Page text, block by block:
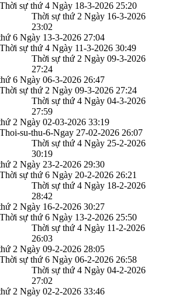
Thời sự thứ 4 Ngày 18-3-2026 25:20
Thời sự thứ 2 Ngày 16-3-2026
23:02
6 Ngày 13-3-2026 27:04
Thời sự thứ 4 Ngày 11-3-2026 30:49
Thời sự thứ 2 Ngày 09-3-2026
27:24
6 Ngày 06-3-2026 26:47
Thời sự thứ 2 Ngày 09-3-2026 27:24
Thời sự thứ 4 Ngày 04-3-2026
27:59
2 Ngày 02-03-2026 33:19
Thoi-su-thu-6-Ngay 27-02-2026 26:07
Thời sự thứ 4 Ngày 25-2-2026
30:19
2 Ngày 23-2-2026 29:30
Thời sự thứ 6 Ngày 20-2-2026 26:21
Thời sự thứ 4 Ngày 18-2-2026
28:42
2 Ngày 16-2-2026 30:27
Thời sự thứ 6 Ngày 13-2-2026 25:50
Thời sự thứ 4 Ngày 11-2-2026
26:03
2 Ngày 09-2-2026 28:05
Thời sự thứ 6 Ngày 06-2-2026 26:58
Thời sự thứ 4 Ngày 04-2-2026
27:02
2 Ngày 02-2-2026 33:46